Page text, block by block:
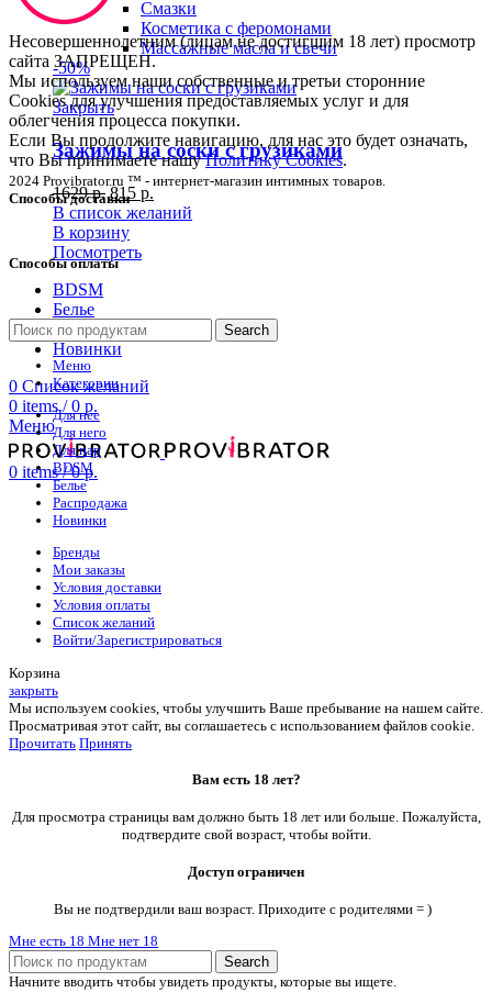
Смазки
Косметика с феромонами
Массажные масла и свечи
-50%
Закрыть
Зажимы на соски с грузиками
1629р. 815 р.
В список желаний
В корзину
Посмотреть
BDSM
Белье
Распродажа
Новинки
0 Список желаний
0 items / 0 р.
Меню
0 items / 0р.
Несовершеннолетним (лицам не достигшим 18 лет) просмотр
сайта ЗАПРЕЩЕН.
Мы используем наши собственные и третьи сторонние
Cookies для улучшения предоставляемых услуг и для
облегчения процесса покупки.
Если Вы продолжите навигацию, для нас это будет означать,
что Вы принимаете нашуПолитику Cookies.
2024 Provibrator.ru ™ - интернет-магазин интимных товаров.
Способы доставки
Способы оплаты
Search
Меню
Категории
Для нее
Для него
Для пар
BDSM
Белье
Распродажа
Новинки
Бренды
Мои заказы
Условия доставки
Условия оплаты
Список желаний
Войти/Зарегистрироваться
Корзина
закрыть
Мы используем cookies, чтобы улучшить Ваше пребывание на нашем сайте.
Просматривая этот сайт, вы соглашаетесь с использованием файлов cookie.
Прочитать Принять
Вам есть 18 лет?
Для просмотра страницы вам должно быть 18 лет или больше. Пожалуйста,
подтвердите свой возраст, чтобы войти.
Доступ ограничен
Вы не подтвердили ваш возраст. Приходите с родителями = )
Мне есть 18 Мне нет 18
Search
Начните вводить чтобы увидеть продукты, которые вы ищете.